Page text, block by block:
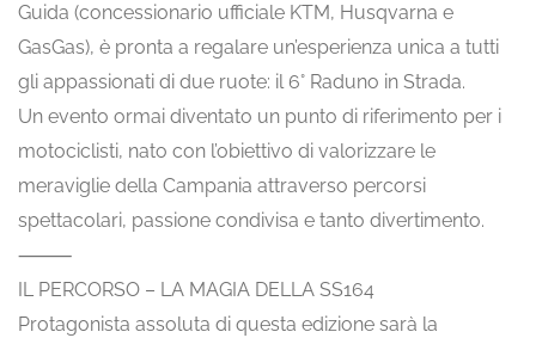
Guida (concessionario ufficiale KTM, Husqvarna e
GasGas), è pronta a regalare un’esperienza unica a tutti
gli appassionati di due ruote: il 6° Raduno in Strada.
Un evento ormai diventato un punto di riferimento per i
motociclisti, nato con l’obiettivo di valorizzare le
meraviglie della Campania attraverso percorsi
spettacolari, passione condivisa e tanto divertimento.
⸻
IL PERCORSO – LA MAGIA DELLA SS164
Protagonista assoluta di questa edizione sarà la